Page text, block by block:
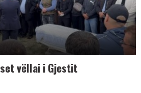
vëllai i Gjestit